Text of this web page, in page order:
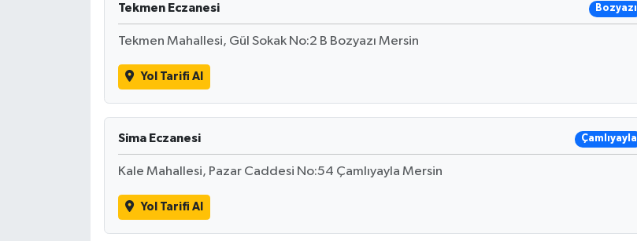
Tekmen Eczanesi Bozyazı
Tekmen Mahallesi, Gül Sokak No:2 B Bozyazı Mersin
Yol Tarifi Al
Sima Eczanesi Çamlıyayla
Kale Mahallesi, Pazar Caddesi No:54 Çamlıyayla Mersin
Yol Tarifi Al